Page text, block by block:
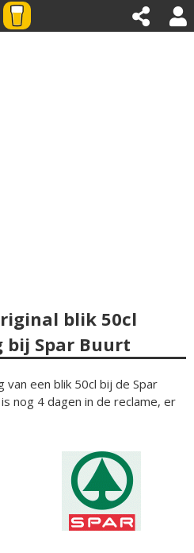
blik 50cl
bij Spar Buurt
van een blik 50cl bij de Spar
nog 4 dagen in de reclame, er